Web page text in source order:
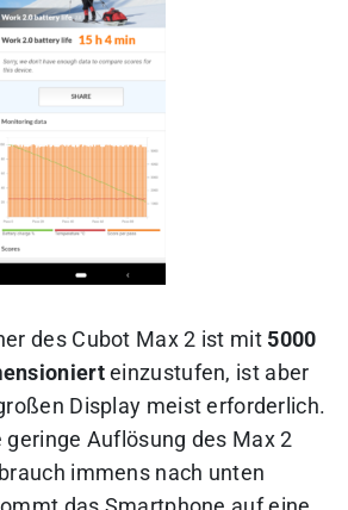
des Cubot Max 2 ist mit 5000
einzustufen, ist aber
Display meist erforderlich.
geringe Auflösung des Max 2
immens nach unten